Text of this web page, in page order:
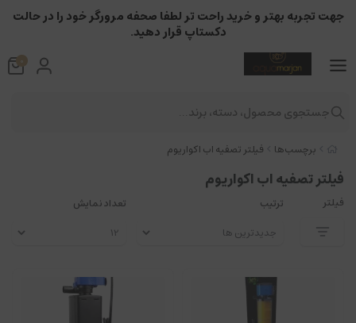
برچسب‌ها فیلتر تصفیه اب اکواریوم
فیلتر تصفیه اب اکواریوم
فیلتر ترتیب تعداد نمایش
جهت تجربه بهتر و خرید راحت تر لطفا صحفه مرورگر خود را در حالت
دکستاپ قرار دهید.
0
جستجوی محصول، دسته، برند...